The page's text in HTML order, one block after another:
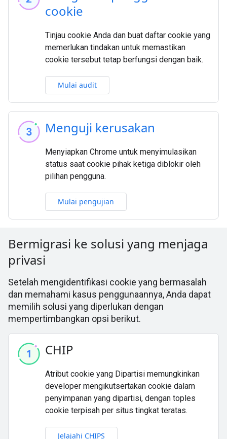
cookie
Tinjau cookie Anda dan buat daftar cookie yang
memerlukan tindakan untuk memastikan
cookie tersebut tetap berfungsi dengan baik.
Mulai audit
Menguji kerusakan
Menyiapkan Chrome untuk menyimulasikan
status saat cookie pihak ketiga diblokir oleh
pilihan pengguna.
Mulai pengujian
Bermigrasi ke solusi yang menjaga
privasi
Setelah mengidentifikasi cookie yang bermasalah
dan memahami kasus penggunaannya, Anda dapat
memilih solusi yang diperlukan dengan
mempertimbangkan opsi berikut.
CHIP
Atribut cookie yang Dipartisi memungkinkan
developer mengikutsertakan cookie dalam
penyimpanan yang dipartisi, dengan toples
cookie terpisah per situs tingkat teratas.
Jelajahi CHIPS